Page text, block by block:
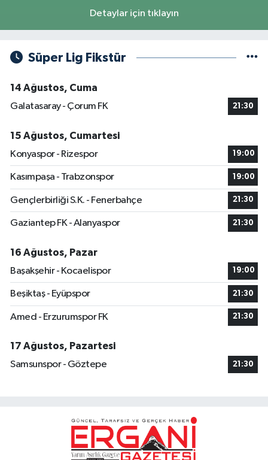
Detaylar için tıklayın
Süper Lig Fikstür
14 Ağustos, Cuma
Galatasaray - Çorum FK
21:30
15 Ağustos, Cumartesi
Konyaspor - Rizespor
19:00
Kasımpaşa - Trabzonspor 19:00
Gençlerbirliği S.K. - Fenerbahçe 21:30
Gaziantep FK - Alanyaspor 21:30
16 Ağustos, Pazar
Başakşehir - Kocaelispor
19:00
Beşiktaş - Eyüpspor 21:30
Amed - Erzurumspor FK 21:30
17 Ağustos, Pazartesi
Samsunspor - Göztepe
21:30